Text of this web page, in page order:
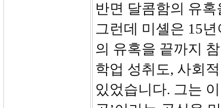
반면 달콤함의 유
그런데 미셸은 15
의 유혹을 끝까지
학업 성취도, 사회
있었습니다. 그는